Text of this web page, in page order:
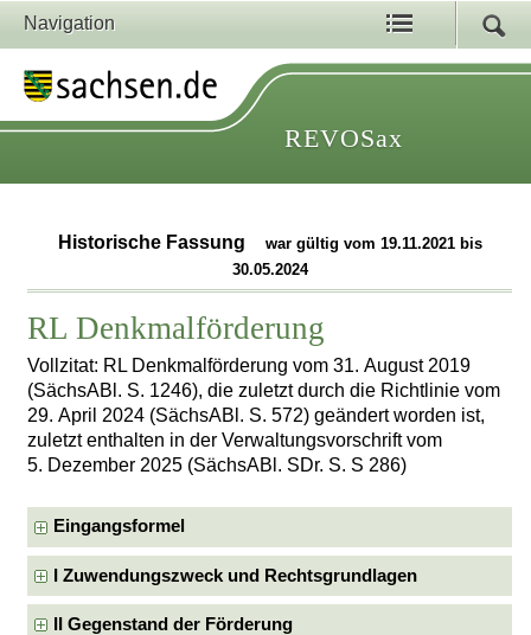
Navigation
REVOSax
Historische Fassung
war gültig vom 19.11.2021 bis
30.05.2024
RL Denkmalförderung
Vollzitat: RL Denkmalförderung vom 31. August 2019
(SächsABl. S. 1246), die zuletzt durch die Richtlinie vom
29. April 2024 (SächsABl. S. 572) geändert worden ist,
zuletzt enthalten in der Verwaltungsvorschrift vom
5. Dezember 2025 (SächsABl. SDr. S. S 286)
Eingangsformel
I Zuwendungszweck und Rechtsgrundlagen
II Gegenstand der Förderung